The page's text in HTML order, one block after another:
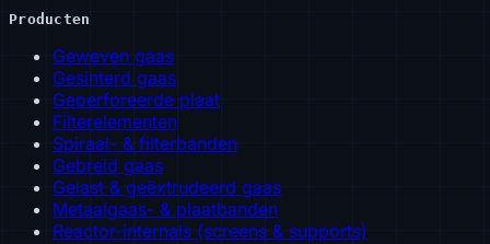
Producten
Geweven gaas
Gesinterd gaas
Geperforeerde plaat
Filterelementen
Spiraal- & filterbanden
Gebreid gaas
Gelast & geëxtrudeerd gaas
Metaalgaas- & plaatbanden
Reactor-internals (screens & supports)